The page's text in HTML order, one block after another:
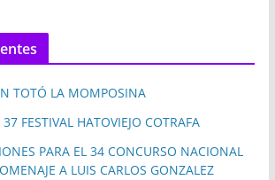
TOTÓ LA MOMPOSINA
FESTIVAL HATOVIEJO COTRAFA
PARA EL 34 CONCURSO NACIONAL
A LUIS CARLOS GONZALEZ